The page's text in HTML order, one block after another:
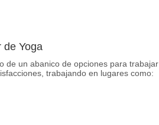
Yoga
de un abanico de opciones para trabajar
trabajando en lugares como: